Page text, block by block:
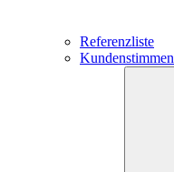
Referenzliste
Kundenstimmen